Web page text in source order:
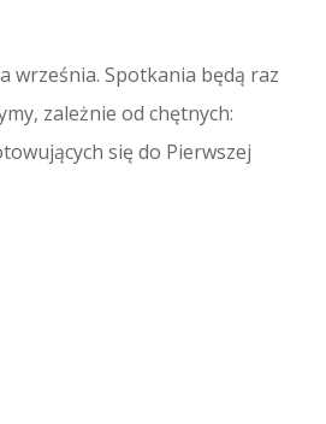
września. Spotkania będą raz
zależnie od chętnych:
się do Pierwszej